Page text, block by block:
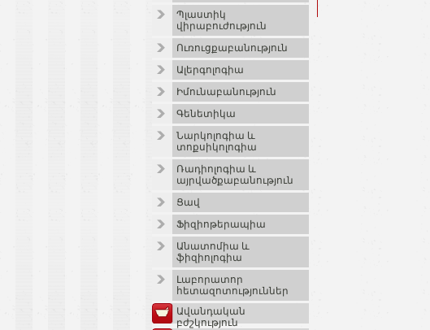
Պլաստիկ
վիրաբուժություն
Ուռուցքաբանություն
Ալերգոլոգիա
Իմունաբանություն
Գենետիկա
Նարկոլոգիա և
տոքսիկոլոգիա
Ռադիոլոգիա և
այրվածքաբանություն
Ցավ
Ֆիզիոթերապիա
Անատոմիա և
ֆիզիոլոգիա
Լաբորատոր
հետազոտություններ
Ավանդական
բժշկություն